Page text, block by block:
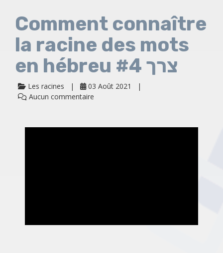
Comment connaître
la racine des mots
en hébreu #4 צרך
Les racines
03 Août 2021
Aucun commentaire